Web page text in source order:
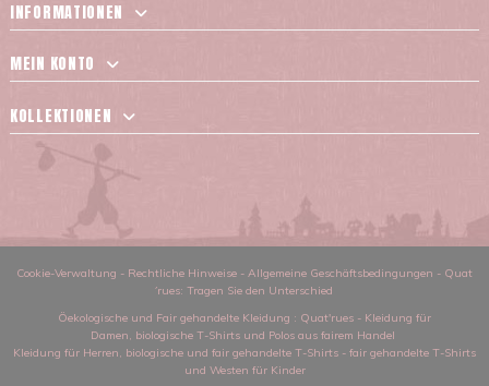
INFORMATIONEN
MEIN KONTO
KOLLEKTIONEN
Cookie-Verwaltung - Rechtliche Hinweise - Allgemeine Geschäftsbedingungen - Quat
´rues: Tragen Sie den Unterschied
Öekologische und Fair gehandelte Kleidung : Quat'rues - Kleidung für
Damen, biologische T-Shirts und Polos aus fairem Handel
Kleidung für Herren, biologische und fair gehandelte T-Shirts - fair gehandelte T-Shirts
und Westen für Kinder